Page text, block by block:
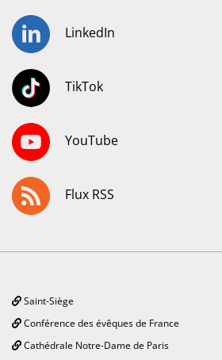
LinkedIn
TikTok
YouTube
Flux RSS
Saint-Siège
Conférence des évêques de France
Cathédrale Notre-Dame de Paris